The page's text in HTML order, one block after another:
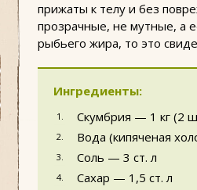
прижаты к телу и без
прозрачные, не мутные, а
рыбьего жира, то это
Ингредиенты:
Скумбрия — 1 кг (2
Вода (кипяченая
Соль — 3 ст. л
Сахар — 1,5 ст. л